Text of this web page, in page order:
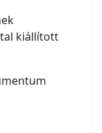
kiállított